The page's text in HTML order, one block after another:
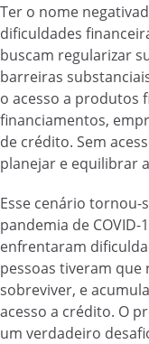
Ter o nome
dificuldades
buscam regularizar
barreiras
o acesso a produtos
financiamentos,
de crédito. Sem
planejar e equilibrar
Esse cenário tornou-
pandemia de
enfrentaram
pessoas tiveram
sobreviver, e
acesso a crédito. O
um verdadeiro